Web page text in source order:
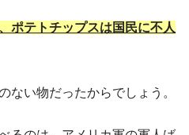
ポテトチップスは国民に不人
ない物だったからでしょう。